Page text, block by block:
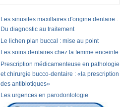
Les sinusites maxillaires d'origine dentaire :
Du diagnostic au traitement
Le lichen plan buccal : mise au point
Les soins dentaires chez la femme enceinte
Prescription médicamenteuse en pathologie
et chirurgie bucco-dentaire : «la prescription
des antibiotiques»
Les urgences en parodontologie